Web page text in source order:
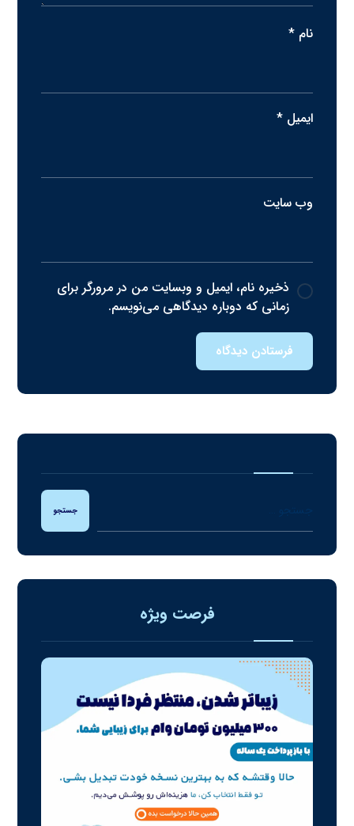
نام*
ایمیل*
وب‌ سایت
ذخیره نام، ایمیل و وبسایت من در مرورگر برای
زمانی که دوباره دیدگاهی می‌نویسم.
فرستادن دیدگاه
جستجو
فرصت ویژه